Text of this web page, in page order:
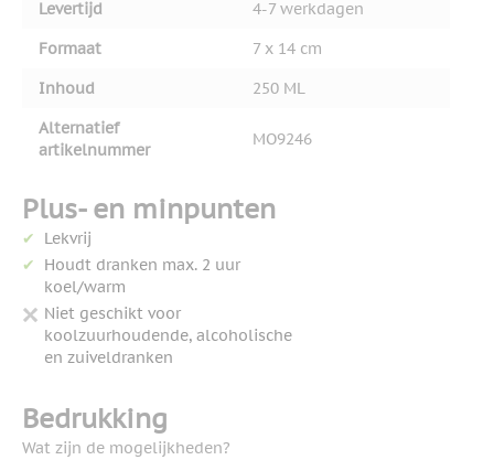
Levertijd
4-7 werkdagen
Formaat
7 x 14 cm
Inhoud
250 ML
Alternatief
artikelnummer
MO9246
Plus- en minpunten
Lekvrij
Houdt dranken max. 2 uur
koel/warm
Niet geschikt voor
koolzuurhoudende, alcoholische
en zuiveldranken
Bedrukking
Wat zijn de mogelijkheden?